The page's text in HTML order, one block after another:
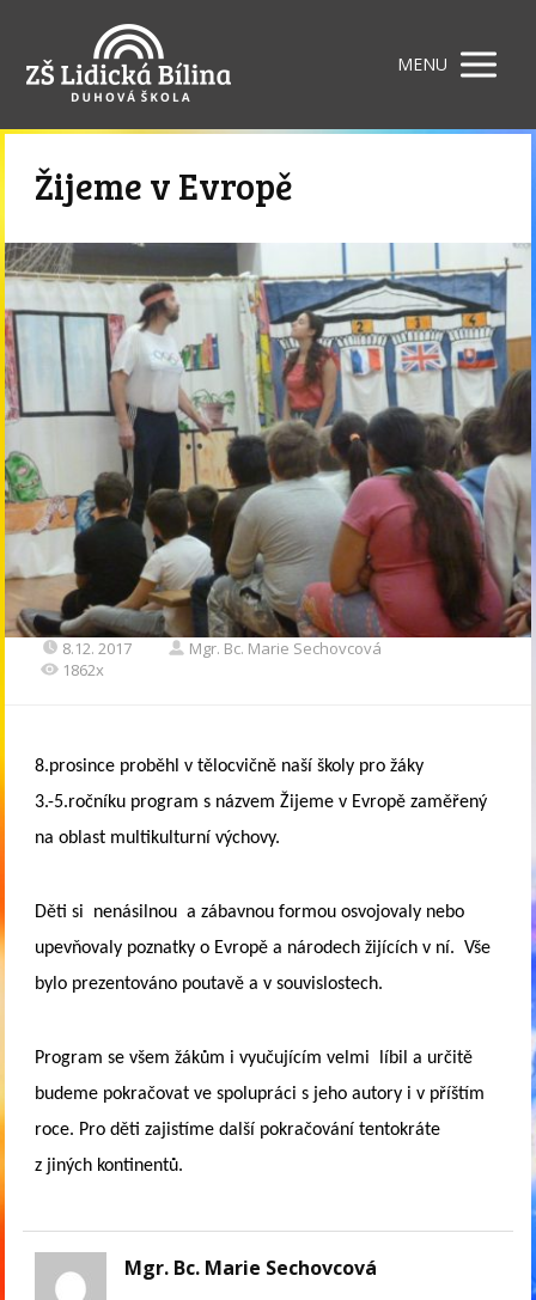
MENU
Žijeme v Evropě
8.12. 2017
Mgr. Bc. Marie Sechovcová
1862x
8.prosince proběhl v tělocvičně naší školy pro žáky
3.-5.ročníku program s názvem Žijeme v Evropě zaměřený
na oblast multikulturní výchovy.
Děti si nenásilnou a zábavnou formou osvojovaly nebo
upevňovaly poznatky o Evropě a národech žijících v ní. Vše
bylo prezentováno poutavě a v souvislostech.
Program se všem žákům i vyučujícím velmi líbil a určitě
budeme pokračovat ve spolupráci s jeho autory i v příštím
roce. Pro děti zajistíme další pokračování tentokráte
z jiných kontinentů.
Mgr. Bc. Marie Sechovcová